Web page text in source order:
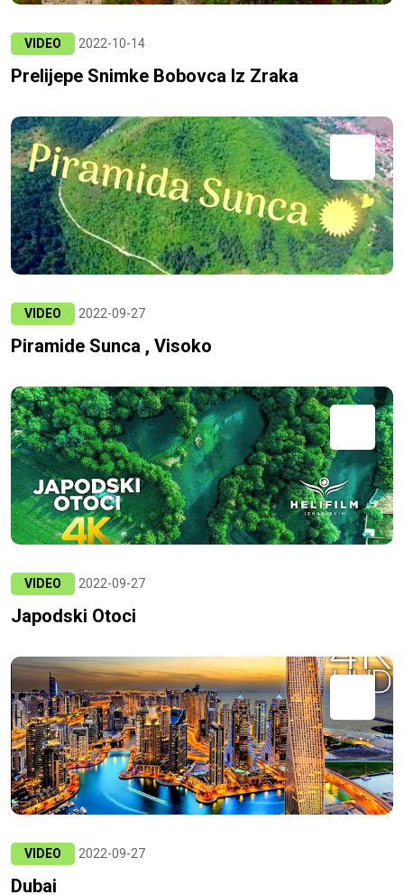
VIDEO 2022-10-14
Prelijepe Snimke Bobovca Iz Zraka
VIDEO 2022-09-27
Piramide Sunca , Visoko
VIDEO 2022-09-27
Japodski Otoci
VIDEO 2022-09-27
Dubai